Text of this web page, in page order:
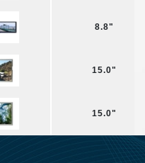
8.8"
15.0"
15.0"